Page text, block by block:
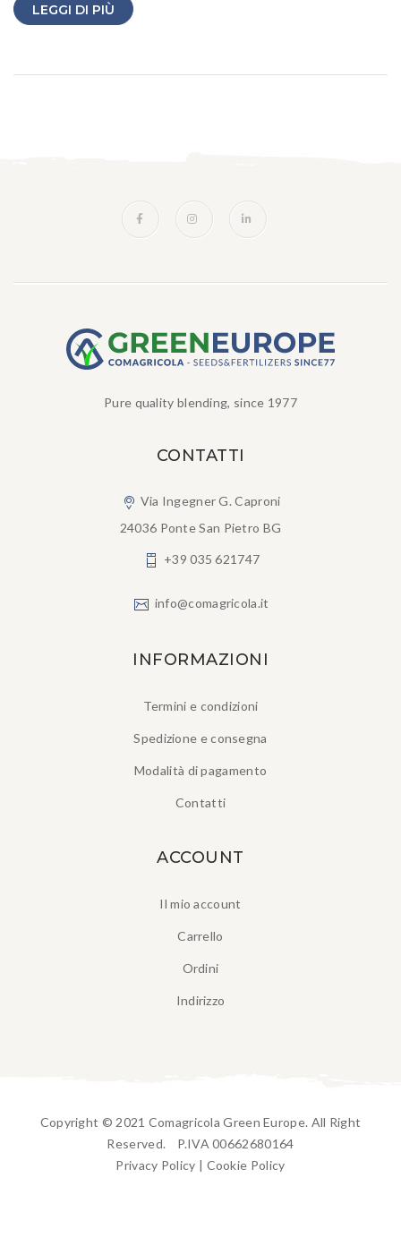
LEGGI DI PIÙ
Pure quality blending, since 1977
CONTATTI
Via Ingegner G. Caproni
24036 Ponte San Pietro BG
+39 035 621747
info@comagricola.it
INFORMAZIONI
Termini e condizioni
Spedizione e consegna
Modalità di pagamento
Contatti
ACCOUNT
Il mio account
Carrello
Ordini
Indirizzo
Copyright © 2021 Comagricola Green Europe. All Right
Reserved. P.IVA 00662680164
Privacy Policy | Cookie Policy